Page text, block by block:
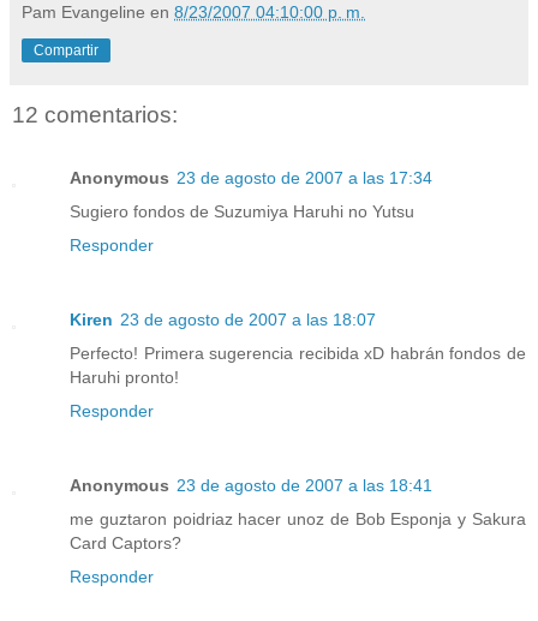
Pam Evangeline en 8/23/2007 04:10:00 p. m.
Compartir
12 comentarios:
Anonymous 23 de agosto de 2007 a las 17:34
Sugiero fondos de Suzumiya Haruhi no Yutsu
Responder
Kiren 23 de agosto de 2007 a las 18:07
Perfecto! Primera sugerencia recibida xD habrán fondos de
Haruhi pronto!
Responder
Anonymous 23 de agosto de 2007 a las 18:41
me guztaron poidriaz hacer unoz de Bob Esponja y Sakura
Card Captors?
Responder